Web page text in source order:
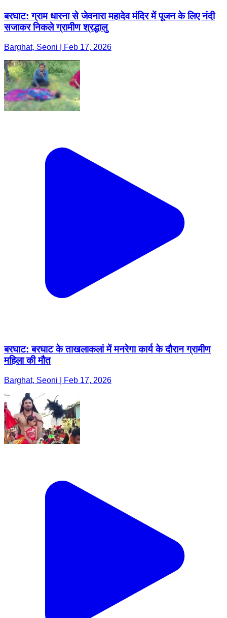
बरघाट: ग्राम धारना से जेवनारा महादेव मंदिर में पूजन के लिए नंदी
सजाकर निकले ग्रामीण श्रद्धालु
Barghat, Seoni | Feb 17, 2026
बरघाट: बरघाट के ताखलाकलां में मनरेगा कार्य के दौरान ग्रामीण
महिला की मौत
Barghat, Seoni | Feb 17, 2026